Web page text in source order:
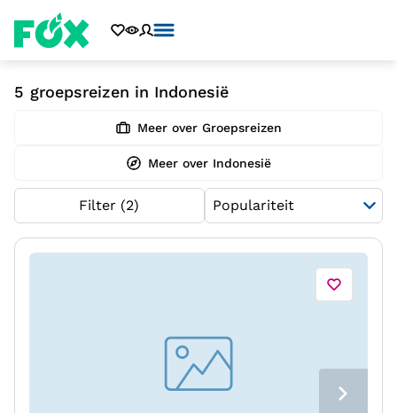
5 groepsreizen in Indonesië
Meer over Groepsreizen
Meer over Indonesië
Filter (2)